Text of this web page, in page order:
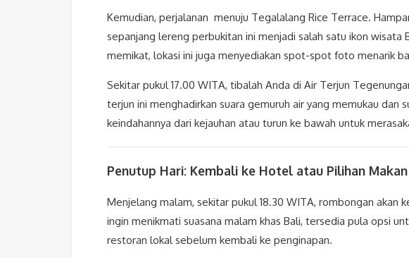
Kemudian, perjalanan menuju Tegalalang Rice Terrace.
sepanjang lereng perbukitan ini menjadi salah satu ikon wisata
memikat, lokasi ini juga menyediakan spot-spot foto menarik
Sekitar pukul 17.00 WITA, tibalah Anda di Air Terjun
terjun ini menghadirkan suara gemuruh air yang memukau dan
keindahannya dari kejauhan atau turun ke bawah untuk
Penutup Hari: Kembali ke Hotel atau Pilihan
Menjelang malam, sekitar pukul 18.30 WITA, rombongan akan
ingin menikmati suasana malam khas Bali, tersedia pula opsi
restoran lokal sebelum kembali ke penginapan.